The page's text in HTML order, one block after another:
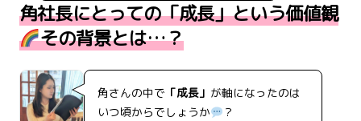
角社長にとっての「成長」という価値観
その背景とは…？
角さんの中で 「成長」 が軸になったのは
いつ頃からでしょうか
？